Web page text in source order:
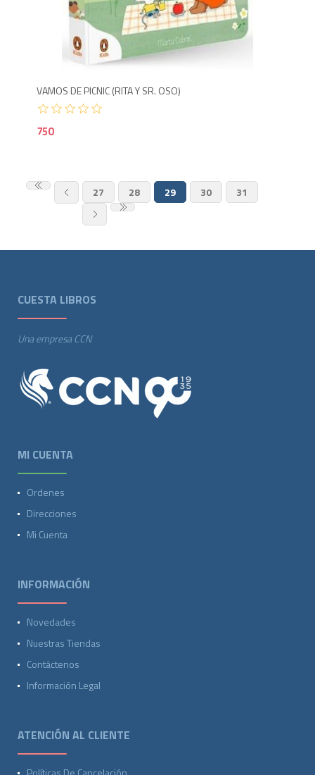
VAMOS DE PICNIC (RITA Y SR. OSO)
750
27 28 29 30 31
CUESTA LIBROS
Una empresa CCN
MI CUENTA
Ordenes
Direcciones
Mi Cuenta
INFORMACIÓN
Novedades
Nuestras Tiendas
Contáctenos
Información Legal
ATENCIÓN AL CLIENTE